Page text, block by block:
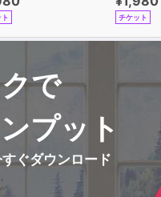
表彰を受
寺。
―
チケット
で
プット
ぐダウンロード